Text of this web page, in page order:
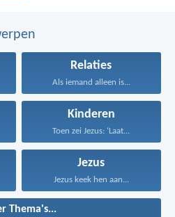
Relaties
Als iemand alleen is...
Kinderen
Toen zei Jezus: ‘Laat...
Jezus
Jezus keek hen aan...
Thema's...